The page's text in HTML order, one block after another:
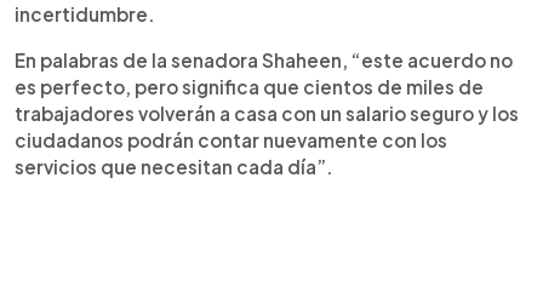
incertidumbre.
En palabras de la senadora Shaheen, “este acuerdo no
es perfecto, pero significa que cientos de miles de
trabajadores volverán a casa con un salario seguro y los
ciudadanos podrán contar nuevamente con los
servicios que necesitan cada día”.